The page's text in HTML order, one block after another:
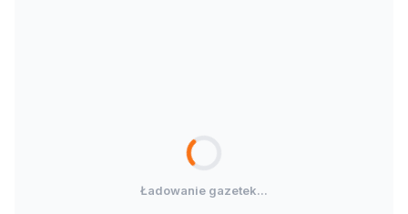
Ładowanie gazetek...